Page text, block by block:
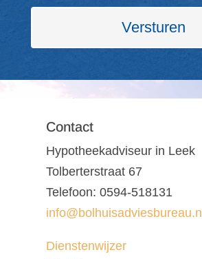
Contact
Hypotheekadviseur in Leek
Tolberterstraat 67
Telefoon: 0594-518131
info@bolhuisadviesbureau.nl
Dienstenwijzer